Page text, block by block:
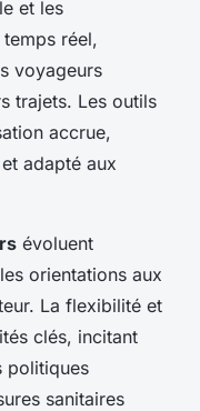
et les
réel,
voyageurs
trajets. Les outils
accrue,
adapté aux
évoluent
orientations aux
La flexibilité et
clés, incitant
politiques
sanitaires